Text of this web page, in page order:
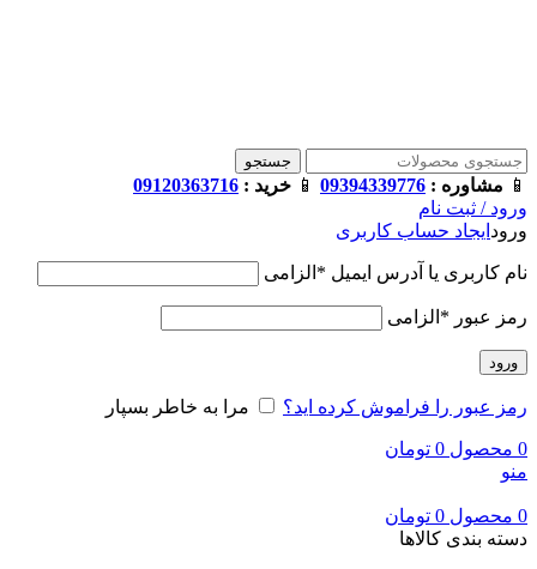
جستجو
📱 مشاوره : 09394339776
📱 خرید : 09120363716
ورود / ثبت نام
ورود ایجاد حساب کاربری
نام کاربری یا آدرس ایمیل * الزامی
رمز عبور * الزامی
ورود
رمز عبور را فراموش کرده اید؟ مرا به خاطر بسپار
0 محصول 0 تومان
منو
0 محصول 0 تومان
دسته بندی کالاها